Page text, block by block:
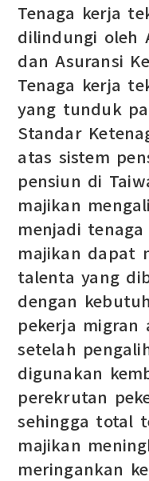
Tenaga kerja
dilindungi oleh
dan Asuransi
Tenaga kerja
yang tunduk
Standar
atas sistem
pensiun di
majikan
menjadi
majikan dapat
talenta yang
dengan
pekerja migran
setelah
digunakan
perekrutan
sehingga total
majikan
meringankan